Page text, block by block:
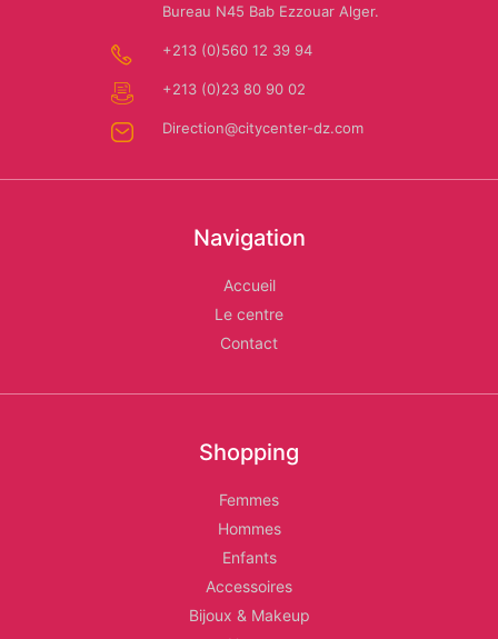
Autochrono
Bureau N45 Bab Ezzouar Alger.
+213 (0)560 12 39 94
+213 (0)23 80 90 02
Direction@citycenter-dz.com
Navigation
Accueil
Le centre
Contact
Shopping
Femmes
Hommes
Enfants
Accessoires
Bijoux & Makeup